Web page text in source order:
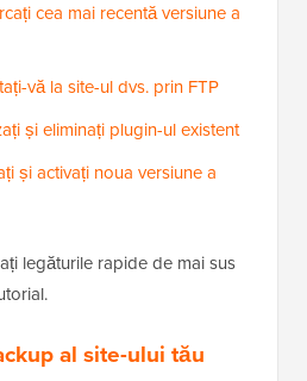
cea mai recentă versiune a
vă la site-ul dvs. prin FTP
și eliminați plugin-ul existent
și activați noua versiune a
legăturile rapide de mai sus
al site-ului tău